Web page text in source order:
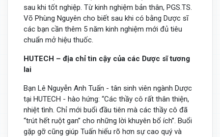
sau khi tốt nghiệp. Từ kinh nghiệm bản thân, PGS.TS.
Võ Phùng Nguyên cho biết sau khi có bằng Dược sĩ
các bạn cần thêm 5 năm kinh nghiệm mới đủ tiêu
chuẩn mở hiệu thuốc.
HUTECH – địa chỉ tin cậy của các Dược sĩ tương
lai
Bạn Lê Nguyễn Anh Tuấn - tân sinh viên ngành Dược
tại HUTECH - hào hứng: “Các thầy cô rất thân thiện,
nhiệt tình. Chỉ mới buổi đầu tiên mà các thầy cô đã
“trút hết ruột gan” cho những lời khuyên bổ ích”. Buổi
gặp gỡ cũng giúp Tuấn hiểu rõ hơn sự cao quý và